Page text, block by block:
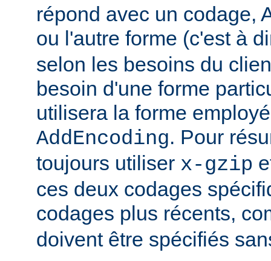
répond avec un codage,
ou l'autre forme (c'est à
selon les besoins du
besoin d'une forme
utilisera la forme
AddEncoding. Pour
toujours utiliser x-gzip
ces deux codages
codages plus récents,
doivent être spécifiés